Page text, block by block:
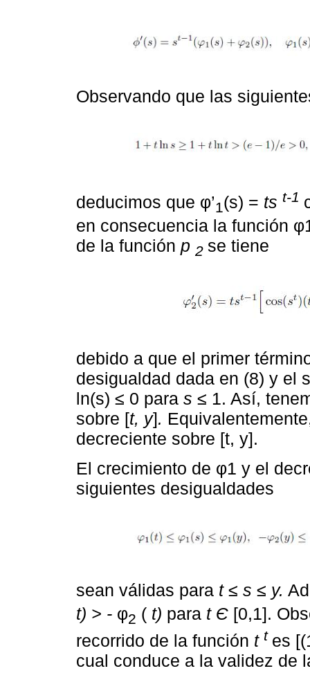
Observando que las
deducimos que φ’1(s) = ts t-1
en consecuencia la función
de la función p 2 se tiene
debido a que el primer
desigualdad dada en (8) y el
ln(s) ≤ 0 para s ≤ 1. Así,
sobre [t, y].
decreciente sobre [t, y].
El crecimiento de φ1 y el
siguientes desigualdades
sean válidas para t ≤ s ≤ y.
t) > - φ2 ( t) para t Є [0,1].
recorrido de la función t t es
cual conduce a la validez de